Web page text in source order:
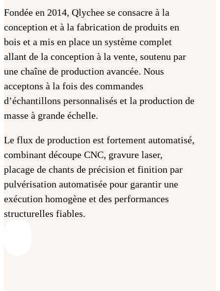
Fondée en 2014, Qlychee se consacre à la
conception et à la fabrication de produits en
bois et a mis en place un système complet
allant de la conception à la vente, soutenu par
une chaîne de production avancée. Nous
acceptons à la fois des commandes
d’échantillons personnalisés et la production de
masse à grande échelle.
Le flux de production est fortement automatisé,
combinant découpe CNC, gravure laser,
placage de chants de précision et finition par
pulvérisation automatisée pour garantir une
exécution homogène et des performances
structurelles fiables.